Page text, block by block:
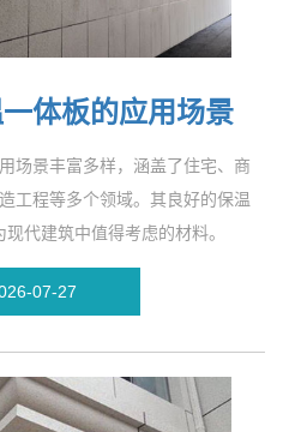
体板的应用场景
场景丰富多样，涵盖了住宅、商
工程等多个领域。其良好的保温
代建筑中值得考虑的材料。
07-27